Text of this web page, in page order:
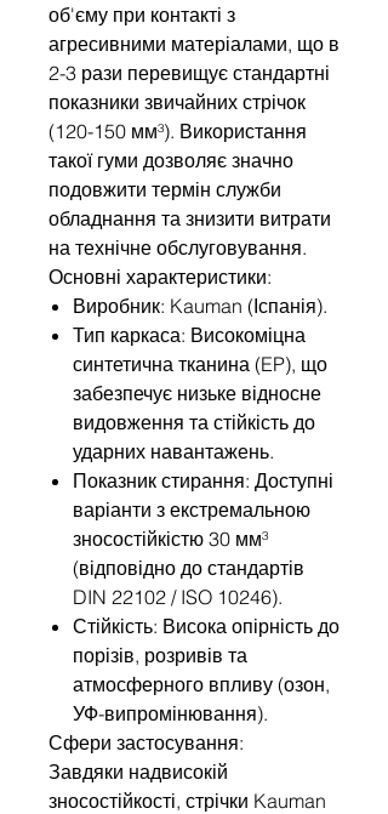
об'єму при контакті з
агресивними матеріалами, що в
2-3 рази перевищує стандартні
показники звичайних стрічок
(120-150 мм³). Використання
такої гуми дозволяє значно
подовжити термін служби
обладнання та знизити витрати
на технічне обслуговування.
Основні характеристики:
Виробник: Kauman (Іспанія).
Тип каркаса: Високоміцна
синтетична тканина (EP), що
забезпечує низьке відносне
видовження та стійкість до
ударних навантажень.
Показник стирання: Доступні
варіанти з екстремальною
зносостійкістю 30 мм³
(відповідно до стандартів
DIN 22102 / ISO 10246).
Стійкість: Висока опірність до
порізів, розривів та
атмосферного впливу (озон,
УФ-випромінювання).
Сфери застосування:
Завдяки надвисокій
зносостійкості, стрічки Kauman